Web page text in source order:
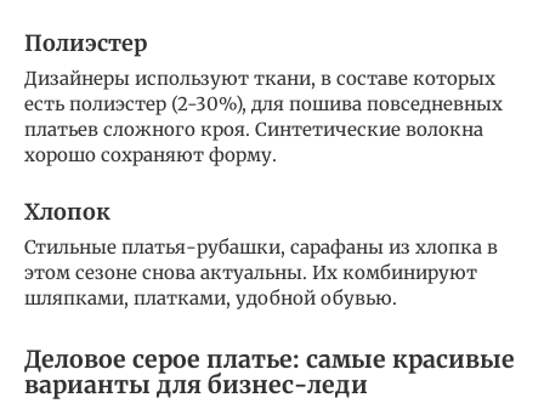
Полиэстер
Дизайнеры используют ткани, в составе которых
есть полиэстер (2-30%), для пошива повседневных
платьев сложного кроя. Синтетические волокна
хорошо сохраняют форму.
Хлопок
Стильные платья-рубашки, сарафаны из хлопка в
этом сезоне снова актуальны. Их комбинируют
шляпками, платками, удобной обувью.
Деловое серое платье: самые красивые
варианты для бизнес-леди